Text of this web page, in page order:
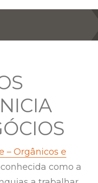
– Orgânicos e
como a